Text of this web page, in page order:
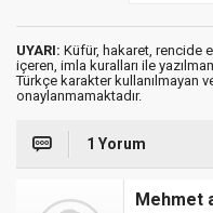
UYARI: Küfür, hakaret, rencide
içeren, imla kuralları ile
Türkçe karakter kullanılmayan
onaylanmamaktadır.
1 Yorum
Mehmet